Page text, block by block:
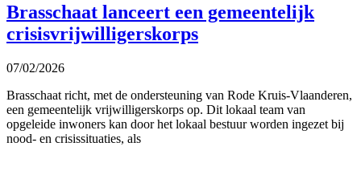
Brasschaat lanceert een gemeentelijk
crisisvrijwilligerskorps
07/02/2026
Brasschaat richt, met de ondersteuning van Rode Kruis-Vlaanderen,
een gemeentelijk vrijwilligerskorps op. Dit lokaal team van
opgeleide inwoners kan door het lokaal bestuur worden ingezet bij
nood- en crisissituaties, als